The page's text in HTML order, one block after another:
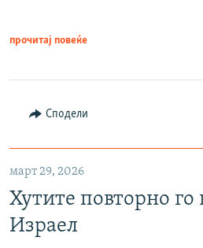
прочитај повеќе
Сподели
март 29, 2026
Хутите повторно го
Израел